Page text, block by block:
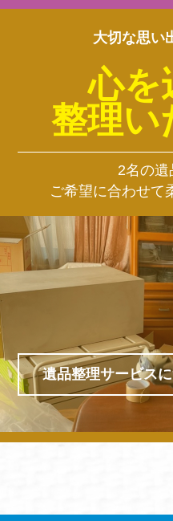
大切な思い
心を
整理い
2名の
ご希望に合わせて
遺品整理サービス